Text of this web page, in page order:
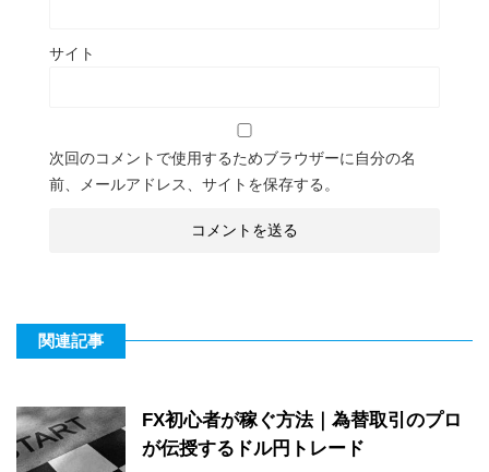
サイト
次回のコメントで使用するためブラウザーに自分の名
前、メールアドレス、サイトを保存する。
関連記事
FX初心者が稼ぐ方法｜為替取引のプロ
が伝授するドル円トレード